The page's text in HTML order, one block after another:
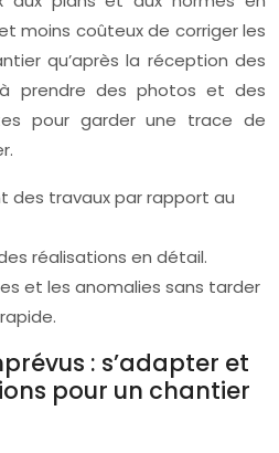
moins coûteux de corriger les
qu’après la réception des
à prendre des photos et des
pour garder une trace de
des travaux par rapport au
réalisations en détail.
et les anomalies sans tarder
: s’adapter et
pour un chantier